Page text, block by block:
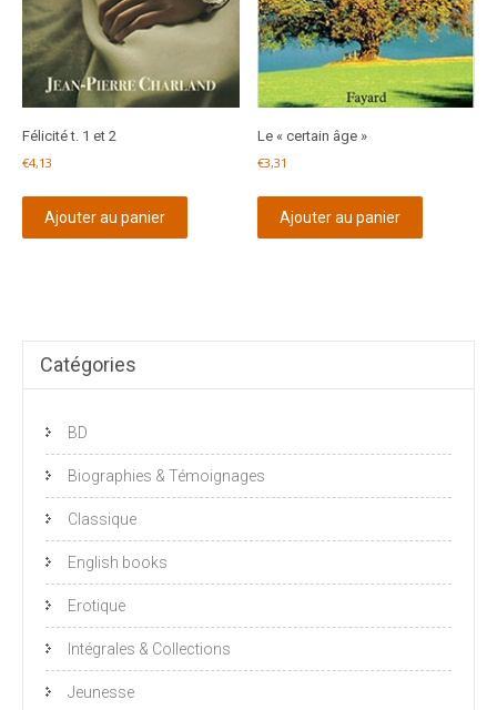
Félicité t. 1 et 2
€4,13
Ajouter au panier
Le « certain âge »
€3,31
Ajouter au panier
Catégories
BD
Biographies & Témoignages
Classique
English books
Erotique
Intégrales & Collections
Jeunesse